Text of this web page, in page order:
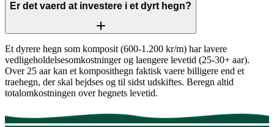
Er det vaerd at investere i et dyrt hegn?
Et dyrere hegn som komposit (600-1.200 kr/m) har lavere
vedligeholdelsesomkostninger og laengere levetid (25-30+ aar).
Over 25 aar kan et komposithegn faktisk vaere billigere end et
traehegn, der skal bejdses og til sidst udskiftes. Beregn altid
totalomkostningen over hegnets levetid.